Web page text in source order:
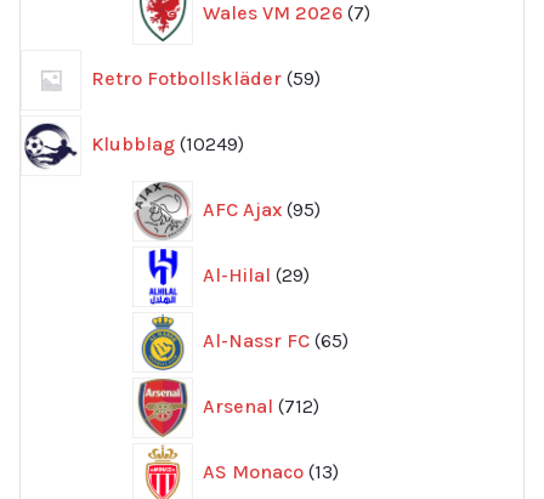
Wales VM 2026 7
produkter
Retro Fotbollskläder 59
produkter
Klubblag 10249
produkter
AFC Ajax 95
produkter
Al-Hilal 29
produkter
Al-Nassr FC 65
produkter
Arsenal 712
produkter
AS Monaco 13
produkter